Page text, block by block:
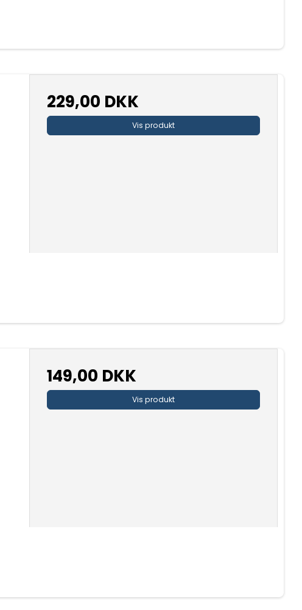
229,00 DKK
Vis produkt
149,00 DKK
Vis produkt